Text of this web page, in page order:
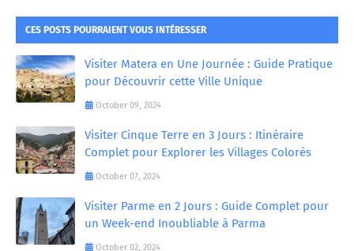
CES POSTS POURRAIENT VOUS INTÉRESSER
Visiter Matera en Une Journée : Guide Pratique
pour Découvrir cette Ville Unique
October 09, 2024
Visiter Cinque Terre en 3 Jours : Itinéraire
Complet pour Explorer les Villages Colorés
October 07, 2024
Visiter Parme en 2 Jours : Guide Complet pour
un Week-end Inoubliable à Parma
October 02, 2024